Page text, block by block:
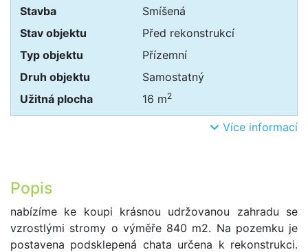
Stavba
Smíšená
Stav objektu
Před rekonstrukcí
Typ objektu
Přízemní
Druh objektu
Samostatný
Užitná plocha
16 m2
Více informací
Popis
nabízíme ke koupi krásnou udržovanou zahradu se
vzrostlými stromy o výměře 840 m2. Na pozemku je
postavena podsklepená chata určena k rekonstrukci.